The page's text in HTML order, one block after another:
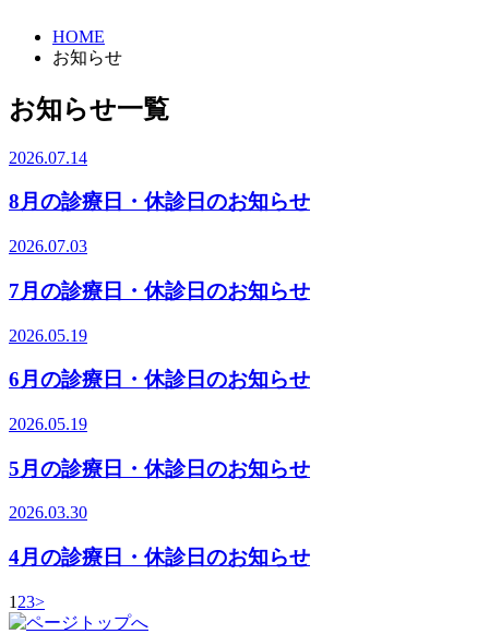
HOME
お知らせ
お知らせ一覧
2026.07.14
8月の診療日・休診日のお知らせ
2026.07.03
7月の診療日・休診日のお知らせ
2026.05.19
6月の診療日・休診日のお知らせ
2026.05.19
5月の診療日・休診日のお知らせ
2026.03.30
4月の診療日・休診日のお知らせ
1 23>